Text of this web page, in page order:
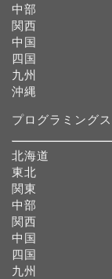
中部
関西
中国
四国
九州
沖縄
プログラミング
北海道
東北
関東
中部
関西
中国
四国
九州